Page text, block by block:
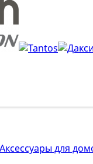
Аксессуары для